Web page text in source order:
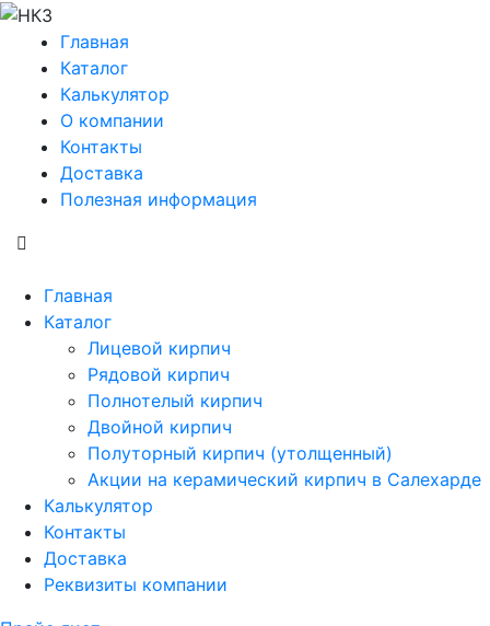
Главная
Каталог
Калькулятор
О компании
Контакты
Доставка
Полезная информация
Главная
Каталог
Лицевой кирпич
Рядовой кирпич
Полнотелый кирпич
Двойной кирпич
Полуторный кирпич (утолщенный)
Акции на керамический кирпич в Салехарде
Калькулятор
Контакты
Доставка
Реквизиты компании